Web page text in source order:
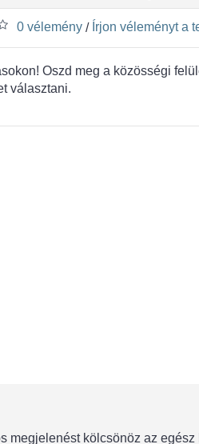
0 vélemény / Írjon véleményt a
Oszd meg a közösségi
választani.
kölcsönöz az